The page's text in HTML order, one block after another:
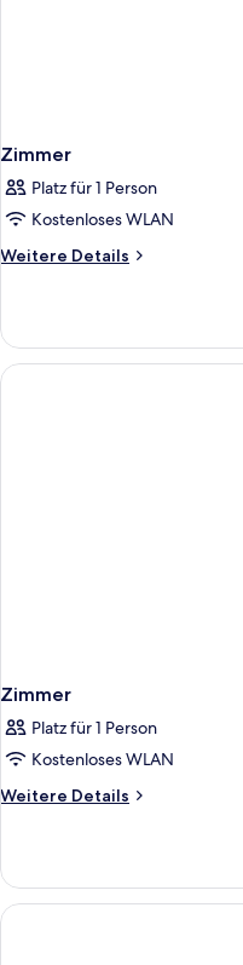
Zimmer
Platz für 1 Person
Kostenloses WLAN
Weitere Details
Weitere
Zimmer
Platz für 1 Person
Kostenloses WLAN
Weitere Details
Weitere